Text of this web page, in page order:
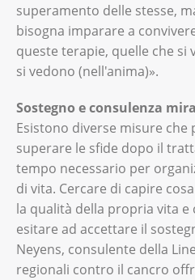
superamento delle stesse,
bisogna imparare a
queste terapie, quelle che si
si vedono (nell'anima)».
Sostegno e consulenza
Esistono diverse misure che
superare le sfide dopo il
tempo necessario per
di vita. Cercare di capire
la qualità della propria vita e
esitare ad accettare il
Neyens, consulente della
regionali contro il cancro